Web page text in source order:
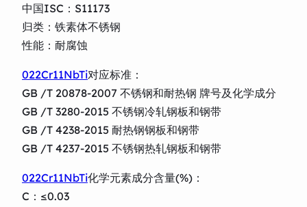
中国ISC：S11173
归类：铁素体不锈钢
性能：耐腐蚀
022Cr11NbTi对应标准：
GB /T 20878-2007 不锈钢和耐热钢 牌号及化学成分
GB /T 3280-2015 不锈钢冷轧钢板和钢带
GB /T 4238-2015 耐热钢钢板和钢带
GB /T 4237-2015 不锈钢热轧钢板和钢带
022Cr11NbTi化学元素成分含量(%)：
C：≤0.03